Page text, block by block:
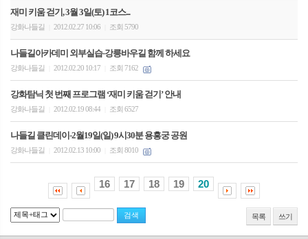
재미 키움 걷기, 3월 3일(토) 1코스...
강화나들길 2012.02.27 10:06 조회 5790
나들길아카데미 외부실습-강릉바우길 함께 하세요
강화나들길 2012.02.20 10:17 조회 7162
강화탐닉 첫 번째 프로그램 ‘재미 키움 걷기’ 안내
강화나들길 2012.02.19 08:44 조회 6527
나들길 클린데이-2월19일(일) 9시30분 용흥궁 공원
강화나들길 2012.02.13 10:00 조회 8010
16 17 18 19 20
목록 쓰기